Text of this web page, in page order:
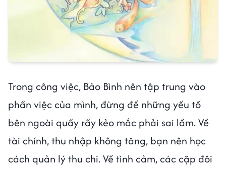
Trong công việc, Bảo Bình nên tập trung vào
phần việc của mình, đừng để những yếu tố
bên ngoài quấy rầy kẻo mắc phải sai lầm. Về
tài chính, thu nhập không tăng, bạn nên học
cách quản lý thu chi. Về tình cảm, các cặp đôi